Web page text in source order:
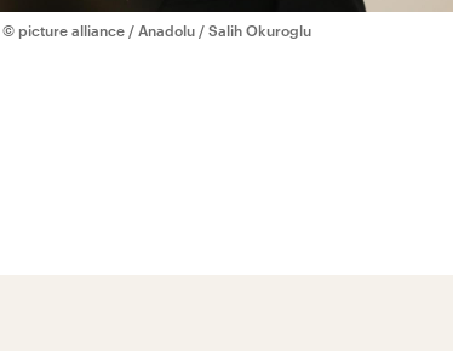
© picture alliance / Anadolu / Salih Okuroglu